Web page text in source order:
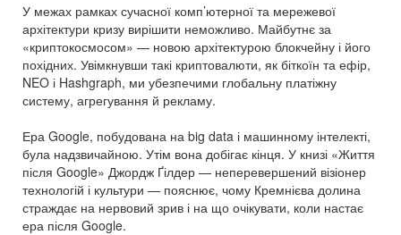
У межах рамках сучасної комп’ютерної та мережевої
архітектури кризу вирішити неможливо. Майбутнє за
«криптокосмосом» — новою архітектурою блокчейну і його
похідних. Увімкнувши такі криптовалюти, як біткоїн та ефір,
NEO і Hashgraph, ми убезпечими глобальну платіжну
систему, агрегування й рекламу.
Ера Google, побудована на big data і машинному інтелекті,
була надзвичайною. Утім вона добігає кінця. У книзі «Життя
після Google» Джордж Ґілдер — неперевершений візіонер
технологій і культури — пояснює, чому Кремнієва долина
страждає на нервовий зрив і на що очікувати, коли настає
ера після Google.